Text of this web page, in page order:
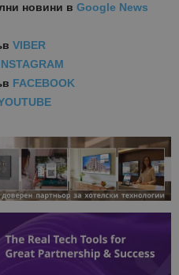
новини в Google News
VIBER
FACEBOOK